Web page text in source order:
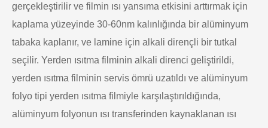
gerçekleştirilir ve filmin ısı yansıma etkisini arttırmak için
kaplama yüzeyinde 30-60nm kalınlığında bir alüminyum
tabaka kaplanır, ve lamine için alkali dirençli bir tutkal
seçilir. Yerden ısıtma filminin alkali direnci geliştirildi,
yerden ısıtma filminin servis ömrü uzatıldı ve alüminyum
folyo tipi yerden ısıtma filmiyle karşılaştırıldığında,
alüminyum folyonun ısı transferinden kaynaklanan ısı